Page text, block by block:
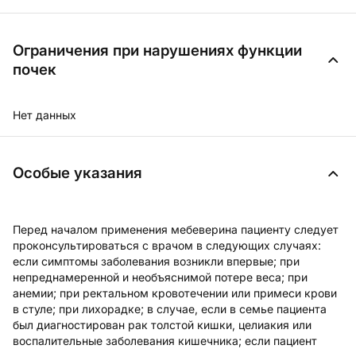
Ограничения при нарушениях функции
почек
Нет данных
Особые указания
Перед началом применения мебеверина пациенту следует
проконсультироваться с врачом в следующих случаях:
если симптомы заболевания возникли впервые; при
непреднамеренной и необъяснимой потере веса; при
анемии; при ректальном кровотечении или примеси крови
в стуле; при лихорадке; в случае, если в семье пациента
был диагностирован рак толстой кишки, целиакия или
воспалительные заболевания кишечника; если пациент